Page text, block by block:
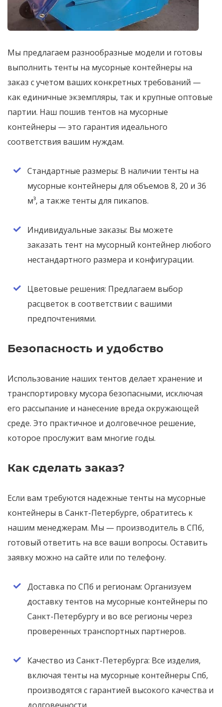
Мы предлагаем разнообразные модели и готовы
выполнить тенты на мусорные контейнеры на
заказ с учетом ваших конкретных требований —
как единичные экземпляры, так и крупные оптовые
партии. Наш пошив тентов на мусорные
контейнеры — это гарантия идеального
соответствия вашим нуждам.
Стандартные размеры: В наличии тенты на
мусорные контейнеры для объемов 8, 20 и 36
м³, а также тенты для пикапов.
Индивидуальные заказы: Вы можете
заказать тент на мусорный контейнер любого
нестандартного размера и конфигурации.
Цветовые решения: Предлагаем выбор
расцветок в соответствии с вашими
предпочтениями.
Безопасность и удобство
Использование наших тентов делает хранение и
транспортировку мусора безопасными, исключая
его рассыпание и нанесение вреда окружающей
среде. Это практичное и долговечное решение,
которое прослужит вам многие годы.
Как сделать заказ?
Если вам требуются надежные тенты на мусорные
контейнеры в Санкт-Петербурге, обратитесь к
нашим менеджерам. Мы — производитель в СПб,
готовый ответить на все ваши вопросы. Оставить
заявку можно на сайте или по телефону.
Доставка по СПб и регионам: Организуем
доставку тентов на мусорные контейнеры по
Санкт-Петербургу и во все регионы через
проверенных транспортных партнеров.
Качество из Санкт-Петербурга: Все изделия,
включая тенты на мусорные контейнеры Спб,
производятся с гарантией высокого качества и